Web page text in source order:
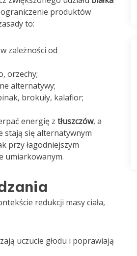
ograniczenie produktów
to:
zależności od
orzechy;
alternatywy;
brokuły, kalafior;
energię z tłuszczów, a
się alternatywnym
przy łagodniejszym
umiarkowanym.
redukcji masy ciała,
uczucie głodu i poprawiają